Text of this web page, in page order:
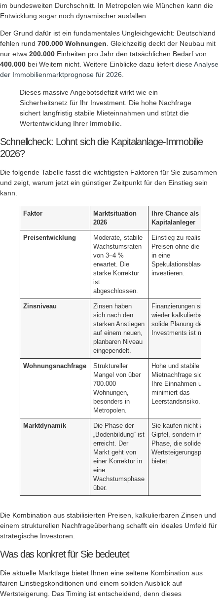
im bundesweiten Durchschnitt. In Metropolen wie München kann die
Entwicklung sogar noch dynamischer ausfallen.
Der Grund dafür ist ein fundamentales Ungleichgewicht: Deutschland
fehlen rund 700.000 Wohnungen. Gleichzeitig deckt der Neubau mit
nur etwa 200.000 Einheiten pro Jahr den tatsächlichen Bedarf von
400.000 bei Weitem nicht. Weitere Einblicke dazu liefert diese Analyse
der Immobilienmarktprognose für 2026.
Dieses massive Angebotsdefizit wirkt wie ein
Sicherheitsnetz für Ihr Investment. Die hohe Nachfrage
sichert langfristig stabile Mieteinnahmen und stützt die
Wertentwicklung Ihrer Immobilie.
Schnellcheck: Lohnt sich die Kapitalanlage-Immobilie
2026?
Die folgende Tabelle fasst die wichtigsten Faktoren für Sie zusammen
und zeigt, warum jetzt ein günstiger Zeitpunkt für den Einstieg sein
kann.
Faktor
Marktsituation
2026
Ihre Chance als
Kapitalanleger
Preisentwicklung
Moderate, stabile
Wachstumsraten
von 3–4 %
erwartet. Die
starke Korrektur
ist
abgeschlossen.
Einstieg zu
Preisen ohne die
in eine
Spekulationsblase zu
investieren.
Zinsniveau
Zinsen haben
sich nach den
starken Anstiegen
auf einem neuen,
planbaren Niveau
eingependelt.
Finanzierungen sind
wieder kalkulierbar. Eine
solide Planung des
Investments ist
Wohnungsnachfrage
Struktureller
Mangel von über
700.000
Wohnungen,
besonders in
Metropolen.
Hohe und stabile
Mietnachfrage sichert
Ihre Einnahmen und
minimiert das
Leerstandsrisiko.
Marktdynamik
Die Phase der
„Bodenbildung“ ist
erreicht. Der
Markt geht von
einer Korrektur in
eine
Wachstumsphase
über.
Sie kaufen nicht auf
Gipfel, sondern in einer
Phase, die solides
bietet.
Die Kombination aus stabilisierten Preisen, kalkulierbaren Zinsen und
einem strukturellen Nachfrageüberhang schafft ein ideales Umfeld für
strategische Investoren.
Was das konkret für Sie bedeutet
Die aktuelle Marktlage bietet Ihnen eine seltene Kombination aus
fairen Einstiegskonditionen und einem soliden Ausblick auf
Wertsteigerung. Das Timing ist entscheidend, denn dieses